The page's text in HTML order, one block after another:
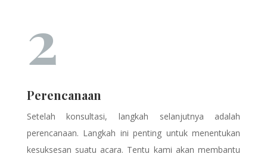
2
Perencanaan
Setelah konsultasi, langkah selanjutnya adalah
perencanaan. Langkah ini penting untuk menentukan
kesuksesan suatu acara. Tentu kami akan membantu